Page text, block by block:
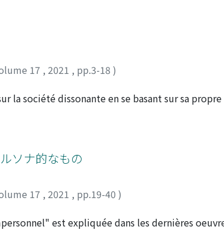
17 , 2021 , pp.3-18 )
société dissonante en se basant sur sa propre
suspendant le pouvoir du sujet et l'ordre social
qui pourrait être autrement. De son côté,
En utilisant des notes dissonantes qui
il exprime la destruction et la discorde du
a fait l'admiration du public. Dans son oeuvre
n'a jamais fait référence à l'aspect politique de
dissonantes. Notre tâche consiste à
ソナ的なもの
17 , 2021 , pp.19-40 )
est expliquée dans les dernières
et le sacré » . Il s'agit pour la plupart de